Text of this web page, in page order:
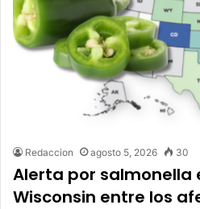
Redaccion agosto 5, 2026 30
Alerta por salmonella
Wisconsin entre los